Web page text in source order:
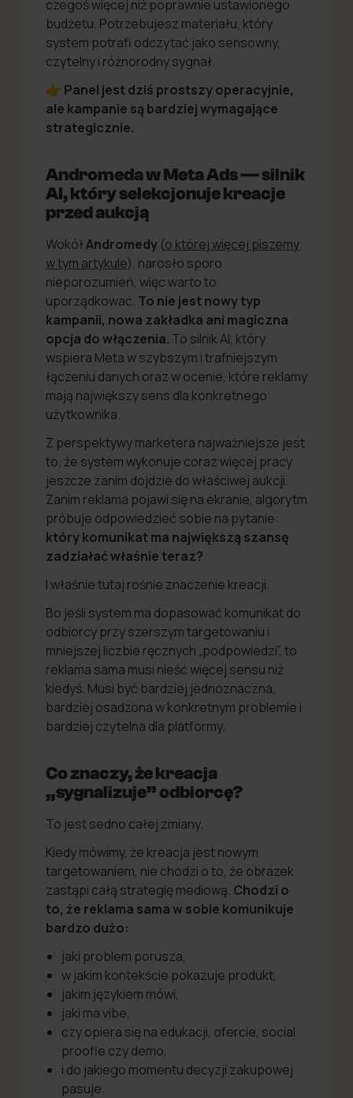
czegoś więcej niż poprawnie ustawionego
budżetu. Potrzebujesz materiału, który
system potrafi odczytać jako sensowny,
czytelny i różnorodny sygnał.
👉 Panel jest dziś prostszy operacyjnie,
ale kampanie są bardziej wymagające
strategicznie.
Andromeda w Meta Ads — silnik
AI, który selekcjonuje kreacje
przed aukcją
WokółAndromedy (o której więcej piszemy
w tym artykule), narosło sporo
nieporozumień, więc warto to
uporządkować. To nie jest nowy typ
kampanii, nowa zakładka ani magiczna
opcja do włączenia. To silnik AI, który
wspiera Meta w szybszym i trafniejszym
łączeniu danych oraz w ocenie, które reklamy
mają największy sens dla konkretnego
użytkownika.
Z perspektywy marketera najważniejsze jest
to, że system wykonuje coraz więcej pracy
jeszcze zanim dojdzie do właściwej aukcji.
Zanim reklama pojawi się na ekranie, algorytm
próbuje odpowiedzieć sobie na pytanie:
który komunikat ma największą szansę
zadziałać właśnie teraz?
I właśnie tutaj rośnie znaczenie kreacji.
Bo jeśli system ma dopasować komunikat do
odbiorcy przy szerszym targetowaniu i
mniejszej liczbie ręcznych „podpowiedzi”, to
reklama sama musi nieść więcej sensu niż
kiedyś. Musi być bardziej jednoznaczna,
bardziej osadzona w konkretnym problemie i
bardziej czytelna dla platformy.
Co znaczy, że kreacja
„sygnalizuje” odbiorcę?
To jest sedno całej zmiany.
Kiedy mówimy, że kreacja jest nowym
targetowaniem, nie chodzi o to, że obrazek
zastąpi całą strategię mediową. Chodzi o
to, że reklama sama w sobie komunikuje
bardzo dużo:
jaki problem porusza,
w jakim kontekście pokazuje produkt,
jakim językiem mówi,
jaki ma vibe,
czy opiera się na edukacji, ofercie, social
proofie czy demo,
i do jakiego momentu decyzji zakupowej
pasuje.